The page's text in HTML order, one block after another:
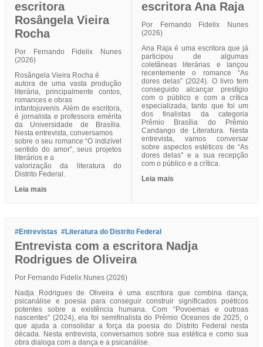
escritora
Rosângela Vieira
Rocha
Por Fernando Fidelix Nunes
(2026)
Rosângela Vieira Rocha é
autora de uma vasta produção
literária, principalmente contos,
romances e obras
infantojuvenis. Além de escritora,
é jornalista e professora emérita
da Universidade de Brasília.
Nesta entrevista, conversamos
sobre o seu romance “O indizível
sentido do amor”, seus projetos
literários e a
valorização da literatura do
Distrito Federal.
Leia mais
escritora Ana Raja
Por Fernando Fidelix Nunes
(2026)
Ana Raja é uma escritora que já
participou de algumas
coletâneas literárias e lançou
recentemente o romance “As
dores delas” (2024). O livro tem
conseguido alcançar prestígio
com o público e com a crítica
especializada, tanto que foi um
dos finalistas da categoria
Prêmio Brasília do Prêmio
Candango de Literatura. Nesta
entrevista, vamos conversar
sobre aspectos estéticos de “As
dores delas” e a sua recepção
com o público e a crítica.
Leia mais
#Entrevistas #Literatura do Distrito Federal
Entrevista com a escritora Nadja
Rodrigues de Oliveira
Por Fernando Fidelix Nunes (2026)
Nadja Rodrigues de Oliveira é uma escritora que combina dança,
psicanálise e poesia para conseguir construir significados poéticos
potentes sobre a existência humana. Com “Povoemas e outroas
nascentes” (2024), ela foi semifinalista do Prêmio Oceanos de 2025, o
que ajuda a consolidar a força da poesia do Distrito Federal nesta
década. Nesta entrevista, conversamos sobre sua estética e como sua
obra dialoga com a dança e a psicanálise.